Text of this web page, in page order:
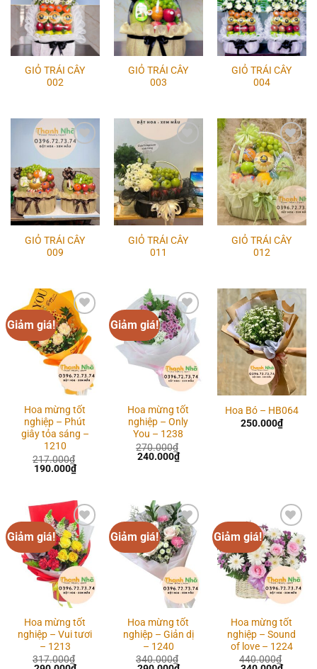
GIỎ TRÁI CÂY
002
GIỎ TRÁI CÂY
003
GIỎ TRÁI CÂY
004
Add to
GIỎ TRÁI CÂY
009
wishlist
GIỎ TRÁI CÂY
011
Add to
wishlist
GIỎ TRÁI CÂY
012
Giảm giá!
Add to
wishlist
Hoa mừng tốt
nghiệp – Phút
giây tỏa sáng –
1210
217.000₫
Giá
190.000₫Giá
hiện
190.000₫.
Giảm giá!
Add to
wishlist
Hoa mừng tốt
nghiệp – Only
You – 1238
270.000₫
Giá
240.000₫Giá
hiện
Add to
wishlist
Hoa Bó – HB064
250.000₫
Giảm giá!
Add to
wishlist
Hoa mừng tốt
nghiệp – Vui tươi
– 1213
317.000₫
Giảm giá!
Add to
wishlist
Hoa mừng tốt
nghiệp – Giản dị
– 1240
340.000₫
Giảm giá!
Add to
wishlist
Hoa mừng tốt
nghiệp – Sound
of love – 1224
440.000₫